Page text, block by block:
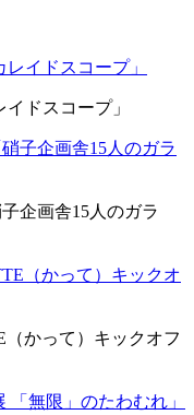
ドスコープ」
子企画舎15人のガラ
かって）キックオフ